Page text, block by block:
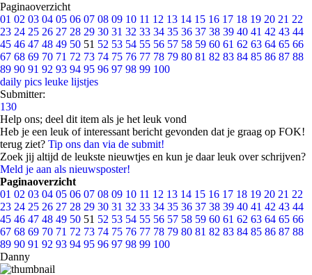
Paginaoverzicht
01 02 03 04 05 06 07 08 09 10 11 12 13 14 15 16 17 18 19 20 21 22
23 24 25 26 27 28 29 30 31 32 33 34 35 36 37 38 39 40 41 42 43 44
45 46 47 48 49 50 51 52 53 54 55 56 57 58 59 60 61 62 63 64 65 66
67 68 69 70 71 72 73 74 75 76 77 78 79 80 81 82 83 84 85 86 87 88
89 90 91 92 93 94 95 96 97 98 99 100
daily pics leuke lijstjes
Submitter:
130
Help ons; deel dit item als je het leuk vond
Heb je een leuk of interessant bericht gevonden dat je graag op FOK!
terug ziet? Tip ons dan via de submit!
Zoek jij altijd de leukste nieuwtjes en kun je daar leuk over schrijven?
Meld je aan als nieuwsposter!
Paginaoverzicht
01 02 03 04 05 06 07 08 09 10 11 12 13 14 15 16 17 18 19 20 21 22
23 24 25 26 27 28 29 30 31 32 33 34 35 36 37 38 39 40 41 42 43 44
45 46 47 48 49 50 51 52 53 54 55 56 57 58 59 60 61 62 63 64 65 66
67 68 69 70 71 72 73 74 75 76 77 78 79 80 81 82 83 84 85 86 87 88
89 90 91 92 93 94 95 96 97 98 99 100
Danny